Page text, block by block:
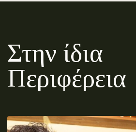
Στην ίδια
Περιφέρεια